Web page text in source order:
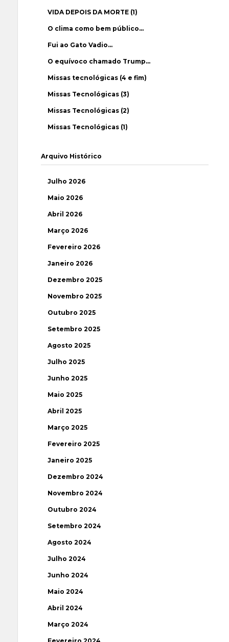
VIDA DEPOIS DA MORTE (1)
O clima como bem público…
Fui ao Gato Vadio…
O equívoco chamado Trump…
Missas tecnológicas (4 e fim)
Missas Tecnológicas (3)
Missas Tecnológicas (2)
Missas Tecnológicas (1)
Arquivo Histórico
Julho 2026
Maio 2026
Abril 2026
Março 2026
Fevereiro 2026
Janeiro 2026
Dezembro 2025
Novembro 2025
Outubro 2025
Setembro 2025
Agosto 2025
Julho 2025
Junho 2025
Maio 2025
Abril 2025
Março 2025
Fevereiro 2025
Janeiro 2025
Dezembro 2024
Novembro 2024
Outubro 2024
Setembro 2024
Agosto 2024
Julho 2024
Junho 2024
Maio 2024
Abril 2024
Março 2024